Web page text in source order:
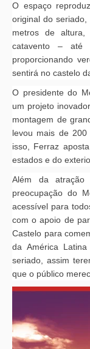
O espaço
original do
metros de altura,
catavento – até
proporcionando
sentirá no castelo
O presidente do
um projeto
montagem de
levou mais de
isso, Ferraz
estados e do
Além da
preocupação do
acessível para
com o apoio de
Castelo para
da América
seriado, assim
que o público